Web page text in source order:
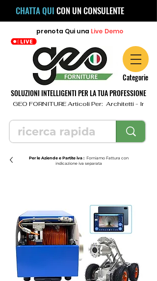
CHATTA QUI CON UN CONSULENTE
prenota Qui una Live Demo
Categorie
SOLUZIONI INTELLIGENTI PER LA TUA PROFESSIONE
GEO FORNITURE Articoli Per:  Architetti -
Per le Aziende e Partite iva : Forniamo Fattura con
indicazione iva separata